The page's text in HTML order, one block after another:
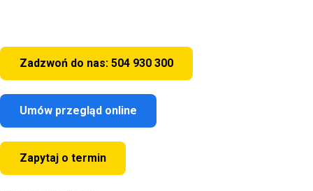
Zadzwoń do nas: 504 930 300
Umów przegląd online
Zapytaj o termin